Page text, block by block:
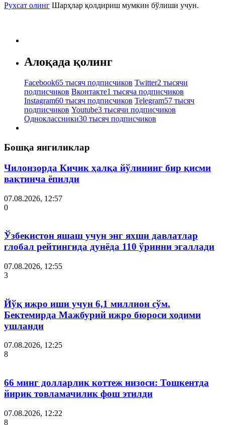
Рухсат олинг Шарҳлар қолдириш мумкин бўлиши учун.
Алоқада қолинг
Facebook65 тысяч подписчиков Twitter2 тысячи
подписчиков Вконтакте1 тысяча подписчиков
Instagram60 тысяч подписчиков Telegram57 тысяч
подписчиков Youtube3 тысячи подписчиков
Одноклассники30 тысяч подписчиков
Бошқа янгиликлар
Чилонзорда Кичик ҳалқа йўлининг бир қисми
вақтинча ёпилди
07.08.2026, 12:57
0
Ўзбекистон яшаш учун энг яхши давлатлар
глобал рейтингида дунёда 110 ўринни эгаллади
07.08.2026, 12:55
3
Йўқ ижро иши учун 6,1 миллион сўм.
Бектемирда Мажбурий ижро бюроси ходими
ушланди
07.08.2026, 12:25
8
66 минг долларлик коттеж низоси: Тошкентда
йирик товламачилик фош этилди
07.08.2026, 12:22
8